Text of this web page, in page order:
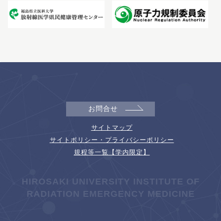
お問合せ
サイトマップ
サイトポリシー・プライバシーポリシー
規程等一覧【学内限定】
HIROSAKI UNIVERSITY INSTITUTE OF
RADIATION EMERGENCY MEDICINE